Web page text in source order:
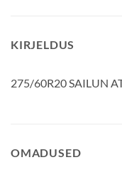
KIRJELDUS
275/60R20 SAILUN
OMADUSED